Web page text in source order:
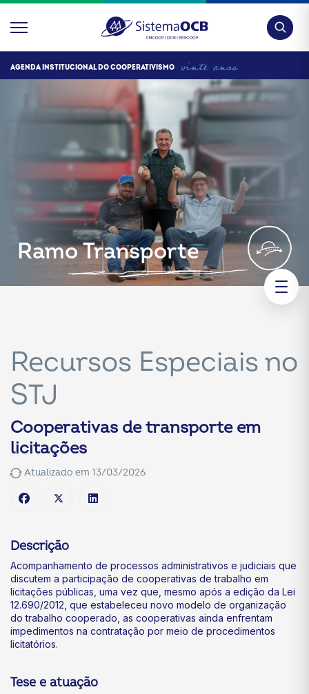
AGENDA INSTITUCIONAL DO COOPERATIVISMO
Ramo Transporte
Recursos Especiais no
STJ
Cooperativas de transporte em
licitações
Atualizado em 13/03/2026
Descrição
Acompanhamento de processos administrativos e judiciais que
discutem a participação de cooperativas de trabalho em
licitações públicas, uma vez que, mesmo após a edição da Lei
12.690/2012, que estabeleceu novo modelo de organização
do trabalho cooperado, as cooperativas ainda enfrentam
impedimentos na contratação por meio de procedimentos
licitatórios.
Tese e atuação